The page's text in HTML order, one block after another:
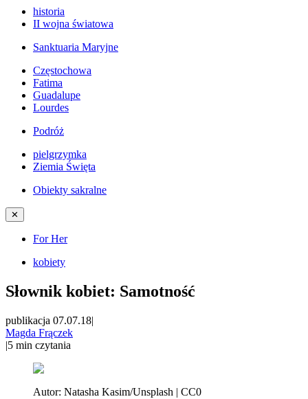
historia
II wojna światowa
Sanktuaria Maryjne
Częstochowa
Fatima
Guadalupe
Lourdes
Podróż
pielgrzymka
Ziemia Święta
Obiekty sakralne
✕
For Her
kobiety
Słownik kobiet: Samotność
publikacja 07.07.18|
Magda Frączek
|5 min czytania
Autor: Natasha Kasim/Unsplash | CC0